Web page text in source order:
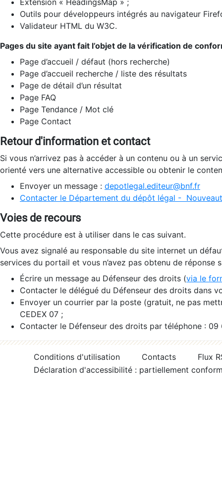
Extension « HeadingsMap » ;
Outils pour développeurs intégrés au navigateur
Validateur HTML du W3C.
Pages du site ayant fait l’objet de la vérification de
Page d’accueil / défaut (hors recherche)
Page d’accueil recherche / liste des résultats
Page de détail d’un résultat
Page FAQ
Page Tendance / Mot clé
Page Contact
Retour d'information et contact
Si vous n’arrivez pas à accéder à un contenu ou à un
orienté vers une alternative accessible ou obtenir le
Envoyer un message : depotlegal.editeur@bnf.fr
Contacter le Département du dépôt légal -
Voies de recours
Cette procédure est à utiliser dans le cas suivant.
Vous avez signalé au responsable du site internet un
services du portail et vous n’avez pas obtenu de réponse
Écrire un message au Défenseur des droits (via le
Contacter le délégué du Défenseur des droits dans
Envoyer un courrier par la poste (gratuit, ne pas
CEDEX 07 ;
Contacter le Défenseur des droits par téléphone :
Conditions d'utilisation Contacts
Flux
Déclaration d'accessibilité : partiellement